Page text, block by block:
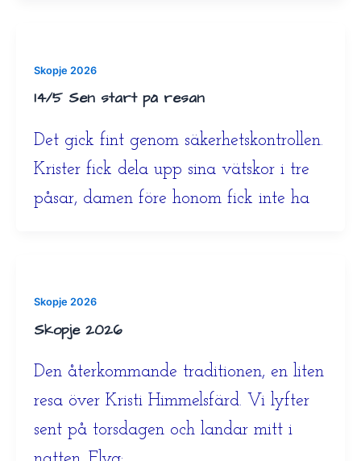
Skopje 2026
14/5 Sen start på resan
Det gick fint genom säkerhetskontrollen.
Krister fick dela upp sina vätskor i tre
påsar, damen före honom fick inte ha
Skopje 2026
Skopje 2026
Den återkommande traditionen, en liten
resa över Kristi Himmelsfärd. Vi lyfter
sent på torsdagen och landar mitt i